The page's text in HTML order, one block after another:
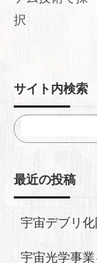
択
サイト内検索
最近の投稿
宇宙デブリ
宇宙光学事